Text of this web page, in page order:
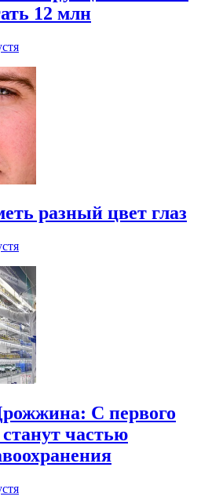
12 млн
разный цвет глаз
С первого
частью